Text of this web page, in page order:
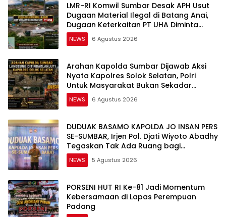
LMR-RI Komwil Sumbar Desak APH Usut
Dugaan Material Ilegal di Batang Anai,
Dugaan Keterkaitan PT UHA Diminta
Diselidiki Tuntas
NEWS 6 Agustus 2026
Arahan Kapolda Sumbar Dijawab Aksi
Nyata Kapolres Solok Selatan, Polri
Untuk Masyarakat Bukan Sekadar
Slogan
NEWS 6 Agustus 2026
DUDUAK BASAMO KAPOLDA JO INSAN PERS
SE-SUMBAR, Irjen Pol. Djati Wiyoto Abadhy
Tegaskan Tak Ada Ruang bagi
Pelanggar Hukum di Internal Polri
NEWS 5 Agustus 2026
PORSENI HUT RI Ke-81 Jadi Momentum
Kebersamaan di Lapas Perempuan
Padang